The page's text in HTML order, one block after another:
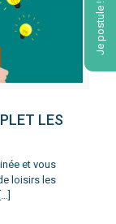
Je postule !
LES
et vous
loisirs les
[…]